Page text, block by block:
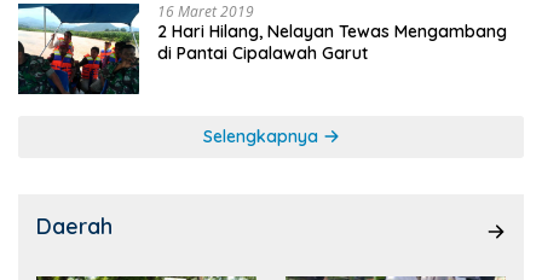
16 Maret 2019
2 Hari Hilang, Nelayan Tewas Mengambang
di Pantai Cipalawah Garut
Selengkapnya
Daerah